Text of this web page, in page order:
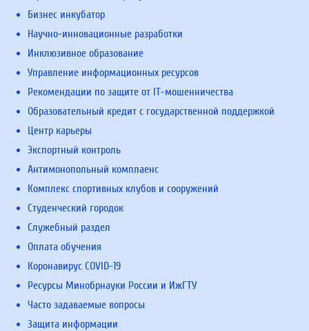
Бизнес инкубатор
Научно-инновационные разработки
Инклюзивное образование
Управление информационных ресурсов
Рекомендации по защите от IT-мошенничества
Образовательный кредит с государственной поддержкой
Центр карьеры
Экспортный контроль
Антимонопольный комплаенс
Комплекс спортивных клубов и сооружений
Студенческий городок
Служебный раздел
Оплата обучения
Коронавирус COVID-19
Ресурсы Минобрнауки России и ИжГТУ
Часто задаваемые вопросы
Защита информации